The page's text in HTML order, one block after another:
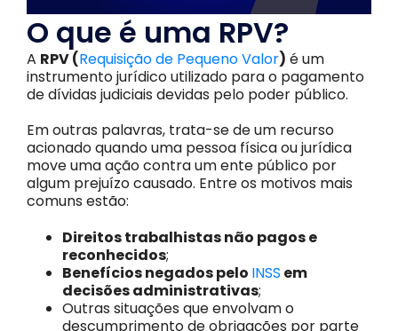
O que é uma RPV?
A RPV (Requisição de Pequeno Valor) é um
instrumento jurídico utilizado para o pagamento
de dívidas judiciais devidas pelo poder público.
Em outras palavras, trata-se de um recurso
acionado quando uma pessoa física ou jurídica
move uma ação contra um ente público por
algum prejuízo causado. Entre os motivos mais
comuns estão:
Direitos trabalhistas não pagos e
reconhecidos;
Benefícios negados pelo INSS em
decisões administrativas;
Outras situações que envolvam o
descumprimento de obrigações por parte